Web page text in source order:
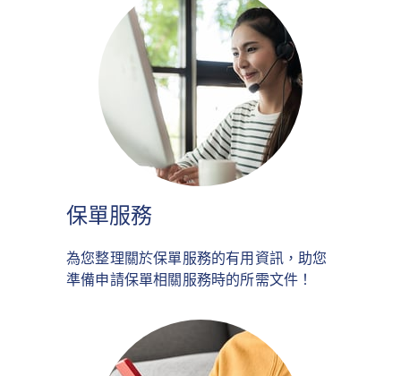
保單服務
為您整理關於保單服務的有用資訊，助您
準備申請保單相關服務時的所需文件！